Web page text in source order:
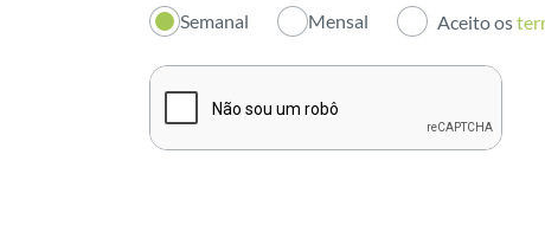
Institucional
Sustentabilidade
Semanal Mensal Aceito os